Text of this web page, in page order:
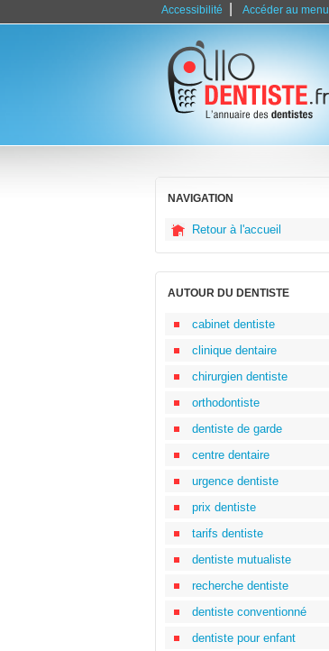
Accessibilité Accéder au menu
NAVIGATION
Retour à l'accueil
AUTOUR DU DENTISTE
cabinet dentiste
clinique dentaire
chirurgien dentiste
orthodontiste
dentiste de garde
centre dentaire
urgence dentiste
prix dentiste
tarifs dentiste
dentiste mutualiste
recherche dentiste
dentiste conventionné
dentiste pour enfant